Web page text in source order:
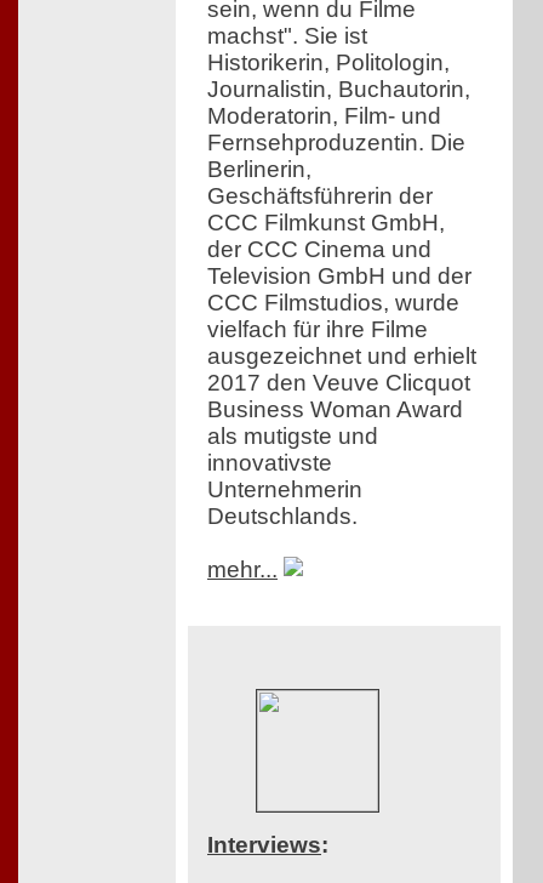
sein, wenn du Filme
machst". Sie ist
Historikerin, Politologin,
Journalistin, Buchautorin,
Moderatorin, Film- und
Fernsehproduzentin. Die
Berlinerin,
Geschäftsführerin der
CCC Filmkunst GmbH,
der CCC Cinema und
Television GmbH und der
CCC Filmstudios, wurde
vielfach für ihre Filme
ausgezeichnet und erhielt
2017 den Veuve Clicquot
Business Woman Award
als mutigste und
innovativste
Unternehmerin
Deutschlands.
mehr...
Interviews: